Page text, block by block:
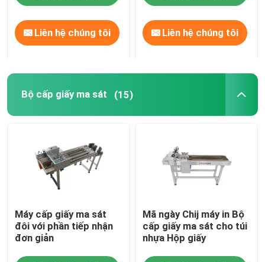
Hệ thống kiểm tra trực quan
Liên hệ chúng tôi Liên hệ chúng tôi
Bộ cấp giấy ma sát (15)
Máy cấp giấy ma sát
đôi với phần tiếp nhận
đơn giản
Mã ngày Chij máy in Bộ
cấp giấy ma sát cho túi
nhựa Hộp giấy